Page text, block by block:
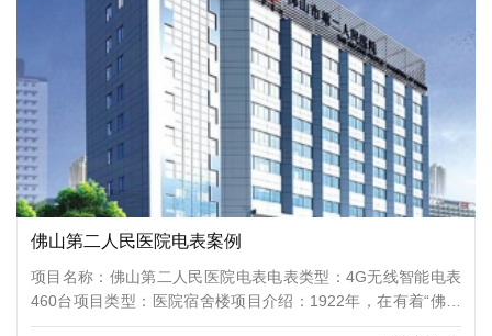
佛山第二人民医院电表案例
项目名称：佛山第二人民医院电表电表类型：4G无线智能电表
460台项目类型：医院宿舍楼项目介绍：1922年，在有着“佛山
初地”之称的塔坡，医家吴满福在时人誉为“三圩之首”的塔坡普